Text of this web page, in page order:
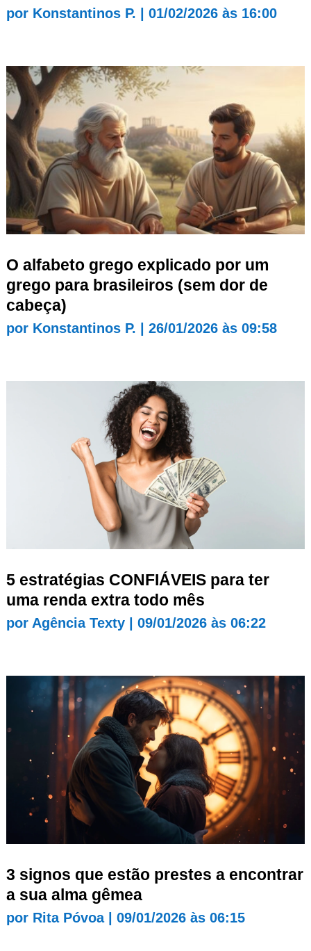
por Konstantinos P. 01/02/2026 às 16:00
O alfabeto grego explicado por um
grego para brasileiros (sem dor de
cabeça)
por Konstantinos P. 26/01/2026 às 09:58
5 estratégias CONFIÁVEIS para ter
uma renda extra todo mês
por Agência Texty| 09/01/2026 às 06:22
3 signos que estão prestes a encontrar
a sua alma gêmea
por Rita Póvoa| 09/01/2026 às 06:15